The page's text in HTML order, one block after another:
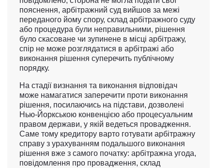
пояснення, арбітражний суд вийшов за межі
переданого йому спору, склад арбітражного суду
або процедура були неправильними, рішення
було скасоване чи зупинене в місці арбітражу,
спір не може розглядатися в арбітражі або
виконання рішення суперечить публічному
порядку.
На стадії визнання та виконання відповідач
може намагатися заперечити проти виконання
рішення, посилаючись на підстави, дозволені
Нью-Йоркською конвенцією або процесуальним
правом держави, у якій ведеться провадження.
Саме тому кредитору варто готувати арбітражну
справу з урахуванням подальшого виконання
рішення вже з самого початку: арбітражна угода,
повідомлення про провадження, склад